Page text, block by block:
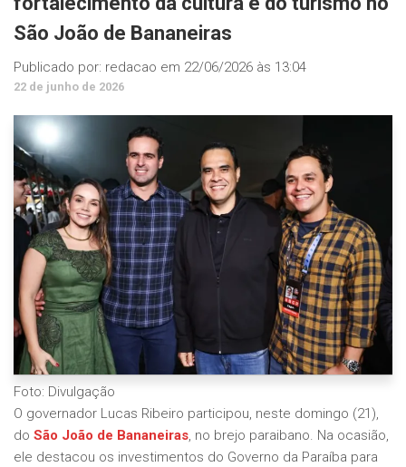
São João de Bananeiras
Publicado por: redacao em 22/06/2026 às 13:04
22 de junho de 2026
Foto: Divulgação
O governador Lucas Ribeiro participou, neste domingo (21),
do São João de Bananeiras, no brejo paraibano. Na ocasião,
ele destacou os investimentos do Governo da Paraíba para